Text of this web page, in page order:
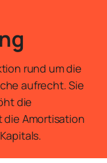
rund um die
aufrecht. Sie
die
Amortisation